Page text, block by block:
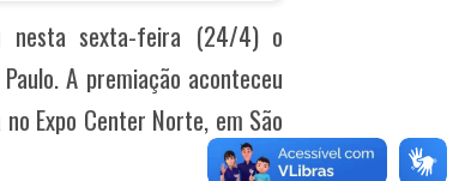
nesta sexta-feira (24/4) o
A premiação aconteceu
Expo Center Norte, em São